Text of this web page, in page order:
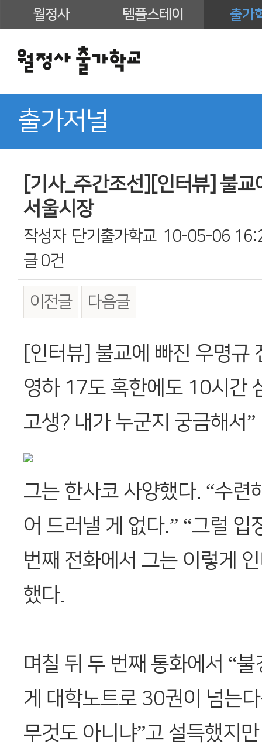
월정사 템플스테이 출가
출가저널
[기사_주간조선][인터뷰] 불교
서울시장
작성자 단기출가학교 10-05-06
글 0건
이전글 다음글
본문
[인터뷰] 불교에 빠진 우명규
영하 17도 혹한에도 10시간
고생? 내가 누군지 궁금해서”
그는 한사코 사양했다. “수련
어 드러낼 게 없다.” “그럴 입
번째 전화에서 그는 이렇게
했다.
며칠 뒤 두 번째 통화에서 “
게 대학노트로 30권이 넘는
무것도 아니냐”고 설득했지